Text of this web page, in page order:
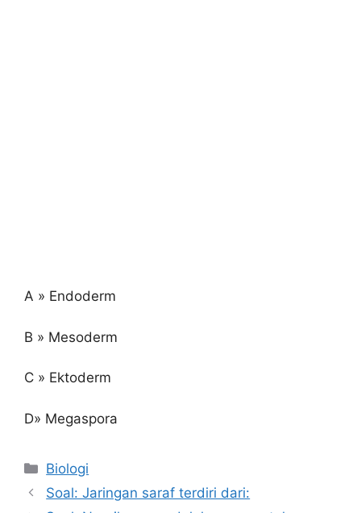
A » Endoderm
B » Mesoderm
C » Ektoderm
D» Megaspora
Kategori
Biologi
Soal: Jaringan saraf terdiri dari: